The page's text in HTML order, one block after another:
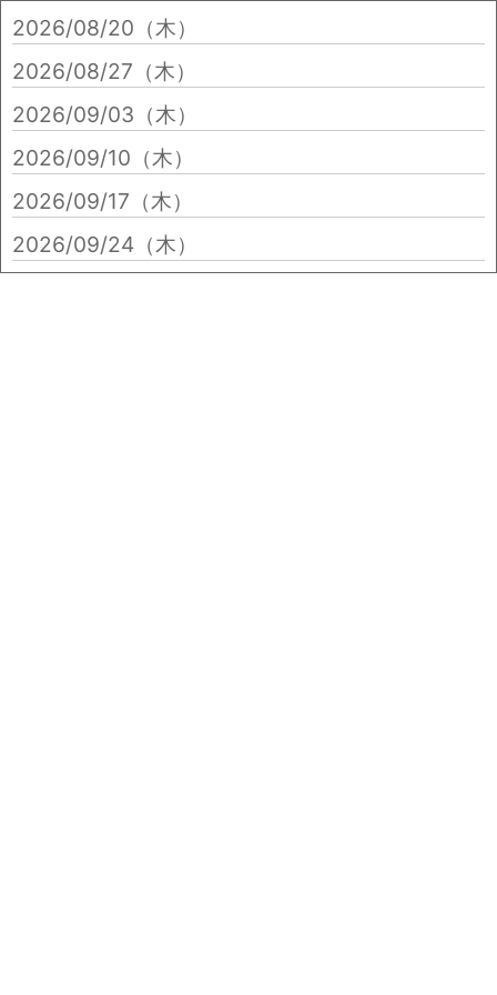
2026/08/20（木）
2026/08/27（木）
2026/09/03（木）
2026/09/10（木）
2026/09/17（木）
2026/09/24（木）